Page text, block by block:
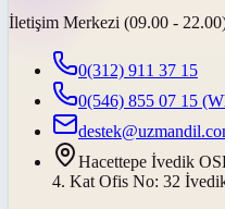
İletişim Merkezi (09.00 -
0(312) 911 37 15
0(546) 855 07 15
Hacettepe İvedik
4. Kat Ofis No: 32